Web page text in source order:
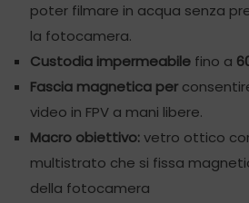
poter filmare in acqua senza
la fotocamera.
Custodia impermeabile fino a
Fascia magnetica per
video in FPV a mani libere.
Macro obiettivo:vetro ottico
multistrato che si fissa
della fotocamera